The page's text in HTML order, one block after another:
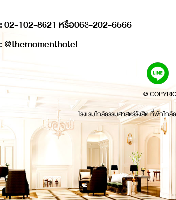
: 02-102-8621 หรือ063-202-6566
: @themomenthotel
©
โรงแรมใกล้ธรรมศาสตร์รังสิต ที่พักใกล้